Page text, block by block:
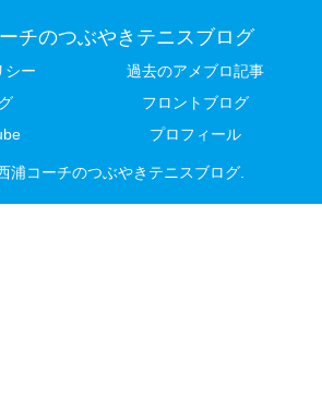
チのつぶやきテニスブログ
シー
過去のアメブロ記事
フロントブログ
プロフィール
浦コーチのつぶやきテニスブログ.